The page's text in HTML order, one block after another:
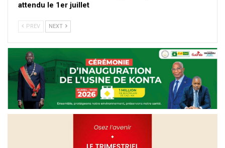
attendu le 1er juillet
PREV NEXT